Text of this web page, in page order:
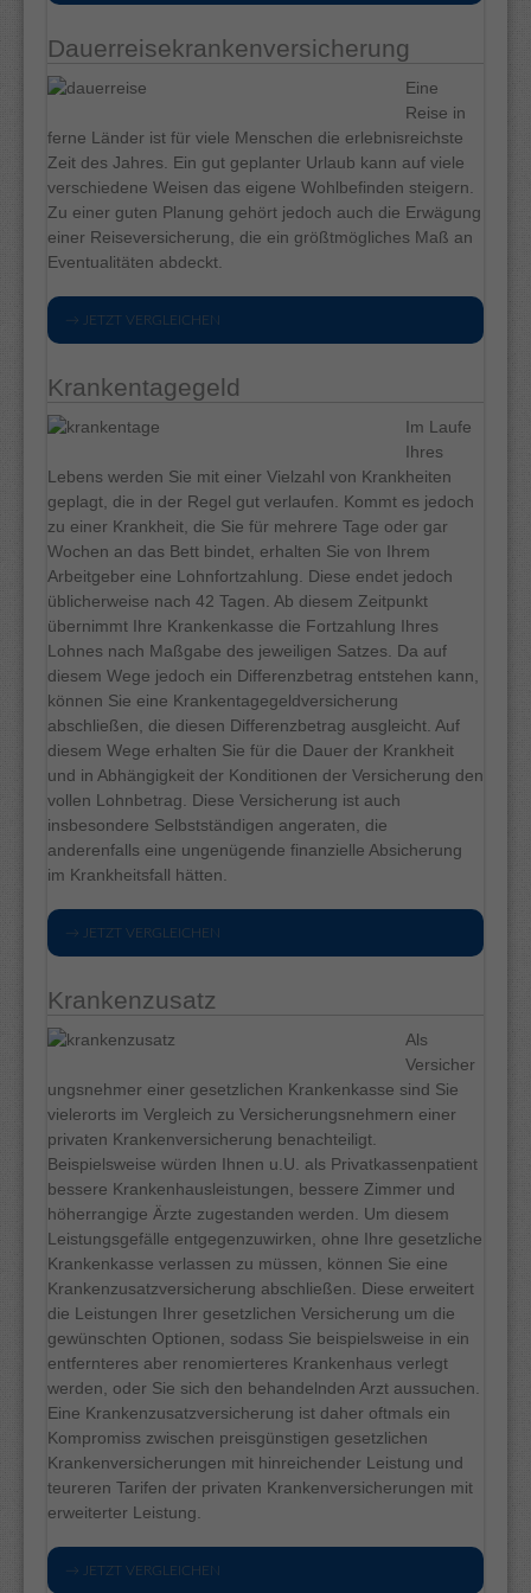
Dauerreisekrankenversicherung
Eine
Reise in
ferne Länder ist für viele Menschen die erlebnisreichste
Zeit des Jahres. Ein gut geplanter Urlaub kann auf viele
verschiedene Weisen das eigene Wohlbefinden steigern.
Zu einer guten Planung gehört jedoch auch die Erwägung
einer Reiseversicherung, die ein größtmögliches Maß an
Eventualitäten abdeckt.
→ JETZT VERGLEICHEN
Krankentagegeld
Im Laufe
Ihres
Lebens werden Sie mit einer Vielzahl von Krankheiten
geplagt, die in der Regel gut verlaufen. Kommt es jedoch
zu einer Krankheit, die Sie für mehrere Tage oder gar
Wochen an das Bett bindet, erhalten Sie von Ihrem
Arbeitgeber eine Lohnfortzahlung. Diese endet jedoch
üblicherweise nach 42 Tagen. Ab diesem Zeitpunkt
übernimmt Ihre Krankenkasse die Fortzahlung Ihres
Lohnes nach Maßgabe des jeweiligen Satzes. Da auf
diesem Wege jedoch ein Differenzbetrag entstehen kann,
können Sie eine Krankentagegeldversicherung
abschließen, die diesen Differenzbetrag ausgleicht. Auf
diesem Wege erhalten Sie für die Dauer der Krankheit
und in Abhängigkeit der Konditionen der Versicherung den
vollen Lohnbetrag. Diese Versicherung ist auch
insbesondere Selbstständigen angeraten, die
anderenfalls eine ungenügende finanzielle Absicherung
im Krankheitsfall hätten.
→ JETZT VERGLEICHEN
Krankenzusatz
Als
Versicher
ungsnehmer einer gesetzlichen Krankenkasse sind Sie
vielerorts im Vergleich zu Versicherungsnehmern einer
privaten Krankenversicherung benachteiligt.
Beispielsweise würden Ihnen u.U. als Privatkassenpatient
bessere Krankenhausleistungen, bessere Zimmer und
höherrangige Ärzte zugestanden werden. Um diesem
Leistungsgefälle entgegenzuwirken, ohne Ihre gesetzliche
Krankenkasse verlassen zu müssen, können Sie eine
Krankenzusatzversicherung abschließen. Diese erweitert
die Leistungen Ihrer gesetzlichen Versicherung um die
gewünschten Optionen, sodass Sie beispielsweise in ein
entfernteres aber renomierteres Krankenhaus verlegt
werden, oder Sie sich den behandelnden Arzt aussuchen.
Eine Krankenzusatzversicherung ist daher oftmals ein
Kompromiss zwischen preisgünstigen gesetzlichen
Krankenversicherungen mit hinreichender Leistung und
teureren Tarifen der privaten Krankenversicherungen mit
erweiterter Leistung.
→ JETZT VERGLEICHEN